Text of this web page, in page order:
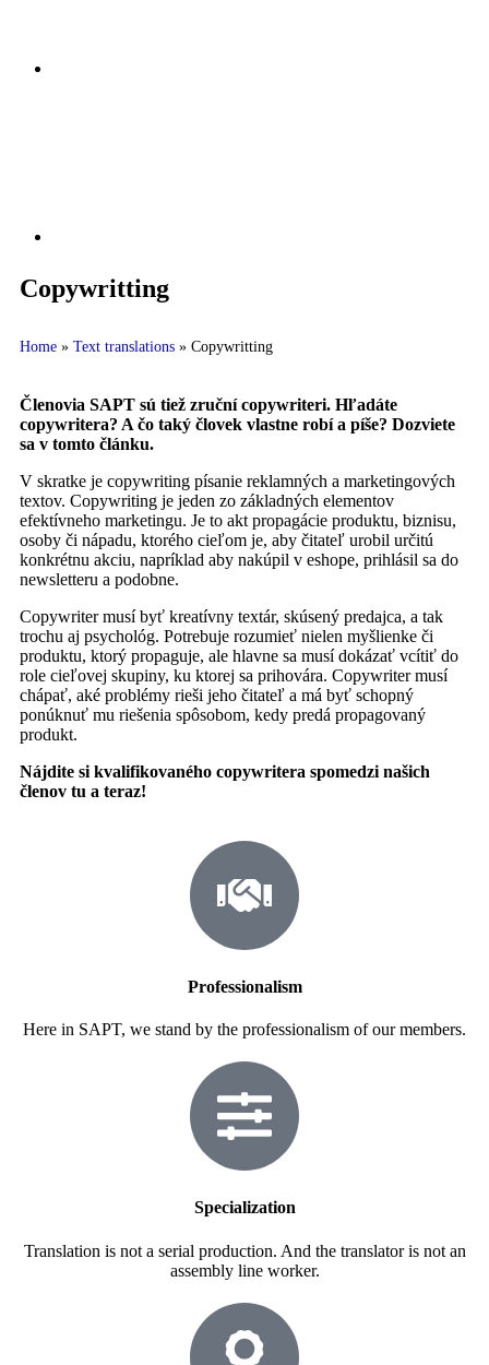
Copywritting
Home » Text translations » Copywritting
Členovia SAPT sú tiež zruční copywriteri. Hľadáte
copywritera? A čo taký človek vlastne robí a píše? Dozviete
sa v tomto článku.
V skratke je copywriting písanie reklamných a marketingových
textov. Copywriting je jeden zo základných elementov
efektívneho marketingu. Je to akt propagácie produktu, biznisu,
osoby či nápadu, ktorého cieľom je, aby čitateľ urobil určitú
konkrétnu akciu, napríklad aby nakúpil v eshope, prihlásil sa do
newsletteru a podobne.
Copywriter musí byť kreatívny textár, skúsený predajca, a tak
trochu aj psychológ. Potrebuje rozumieť nielen myšlienke či
produktu, ktorý propaguje, ale hlavne sa musí dokázať vcítiť do
role cieľovej skupiny, ku ktorej sa prihovára. Copywriter musí
chápať, aké problémy rieši jeho čitateľ a má byť schopný
ponúknuť mu riešenia spôsobom, kedy predá propagovaný
produkt.
Nájdite si kvalifikovaného copywritera spomedzi našich
členov tu a teraz!
Professionalism
Here in SAPT, we stand by the professionalism of our members.
Specialization
Translation is not a serial production. And the translator is not an
assembly line worker.